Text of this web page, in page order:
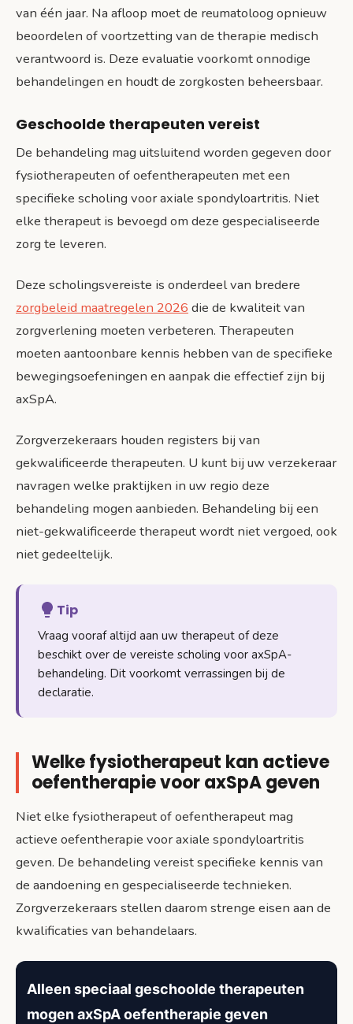
van één jaar. Na afloop moet de reumatoloog opnieuw
beoordelen of voortzetting van de therapie medisch
verantwoord is. Deze evaluatie voorkomt onnodige
behandelingen en houdt de zorgkosten beheersbaar.
Geschoolde therapeuten vereist
De behandeling mag uitsluitend worden gegeven door
fysiotherapeuten of oefentherapeuten met een
specifieke scholing voor axiale spondyloartritis. Niet
elke therapeut is bevoegd om deze gespecialiseerde
zorg te leveren.
Deze scholingsvereiste is onderdeel van bredere
zorgbeleid maatregelen 2026 die de kwaliteit van
zorgverlening moeten verbeteren. Therapeuten
moeten aantoonbare kennis hebben van de specifieke
bewegingsoefeningen en aanpak die effectief zijn bij
axSpA.
Zorgverzekeraars houden registers bij van
gekwalificeerde therapeuten. U kunt bij uw verzekeraar
navragen welke praktijken in uw regio deze
behandeling mogen aanbieden. Behandeling bij een
niet-gekwalificeerde therapeut wordt niet vergoed, ook
niet gedeeltelijk.
Tip
Vraag vooraf altijd aan uw therapeut of deze
beschikt over de vereiste scholing voor axSpA-
behandeling. Dit voorkomt verrassingen bij de
declaratie.
Welke fysiotherapeut kan actieve
oefentherapie voor axSpA geven
Niet elke fysiotherapeut of oefentherapeut mag
actieve oefentherapie voor axiale spondyloartritis
geven. De behandeling vereist specifieke kennis van
de aandoening en gespecialiseerde technieken.
Zorgverzekeraars stellen daarom strenge eisen aan de
kwalificaties van behandelaars.
Alleen speciaal geschoolde therapeuten
mogen axSpA oefentherapie geven